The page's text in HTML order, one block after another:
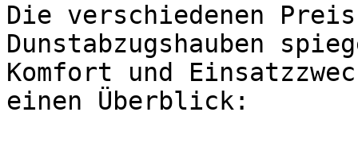
Die verschiedenen
Dunstabzugshauben
Komfort und
einen Überblick: